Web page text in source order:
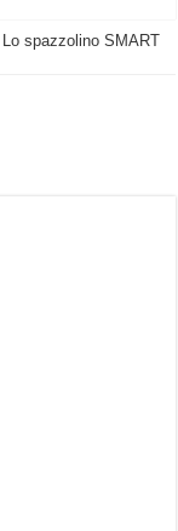
e fa tutto lui! (Senza
spazzolino SMART